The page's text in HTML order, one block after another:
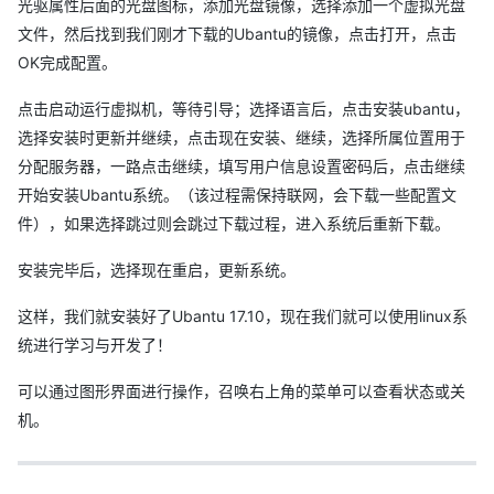
光驱属性后面的光盘图标，添加光盘镜像，选择添加一个虚拟光盘
文件，然后找到我们刚才下载的Ubantu的镜像，点击打开，点击
OK完成配置。
点击启动运行虚拟机，等待引导；选择语言后，点击安装ubantu，
选择安装时更新并继续，点击现在安装、继续，选择所属位置用于
分配服务器，一路点击继续，填写用户信息设置密码后，点击继续
开始安装Ubantu系统。（该过程需保持联网，会下载一些配置文
件），如果选择跳过则会跳过下载过程，进入系统后重新下载。
安装完毕后，选择现在重启，更新系统。
这样，我们就安装好了Ubantu 17.10，现在我们就可以使用linux系
统进行学习与开发了！
可以通过图形界面进行操作，召唤右上角的菜单可以查看状态或关
机。